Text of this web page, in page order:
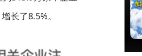
长了8.5%。